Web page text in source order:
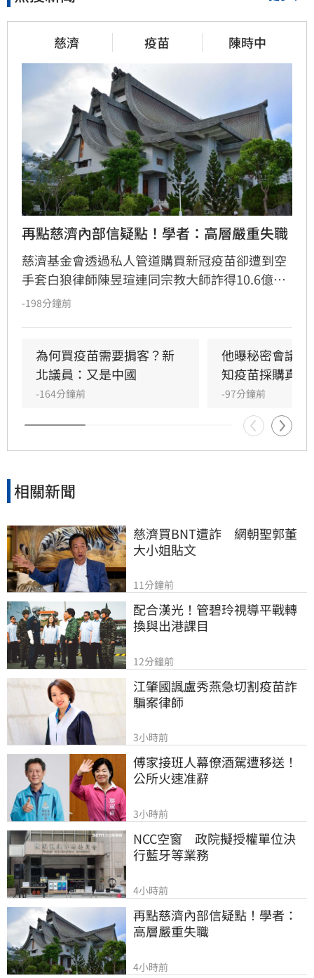
慈濟 疫苗 陳時中
再點慈濟內部信疑點！學者：高層嚴重失職
慈濟基金會透過私人管道購買新冠疫苗卻遭到空
手套白狼律師陳昱瑄連同宗教大師詐得10.6億
元，案情曝光後引發社會熱議，紛紛質疑慈濟被
釋都暴露更多疑點，「慈濟的管理階層嚴重失
職」。他還指出其中一段關於疫苗採購價格的內
容根本不是事實，「我不知道為何慈濟高層能夠
-198分鐘前
為何買疫苗需要掮客？新
北議員：又是中國
-164分鐘前
他曝秘密會議
知疫苗採購真相
-97分鐘前
相關新聞
慈濟買BNT遭詐　網朝聖郭董
大小姐貼文
11分鐘前
配合漢光！管碧玲視導平戰轉
換與出港課目
12分鐘前
江肇國諷盧秀燕急切割疫苗詐
騙案律師
3小時前
傅家接班人幕僚酒駕遭移送！
公所火速准辭
3小時前
NCC空窗　政院擬授權單位決
行藍牙等業務
4小時前
再點慈濟內部信疑點！學者：
高層嚴重失職
4小時前